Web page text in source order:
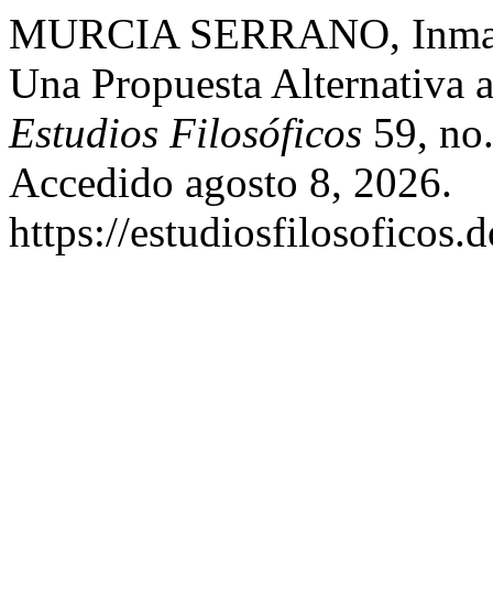
MURCIA SERRANO,
Una Propuesta Alternativa
Estudios Filosóficos 59,
Accedido agosto 8, 2026.
https://